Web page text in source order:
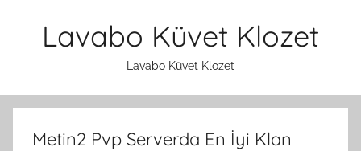
Lavabo Küvet Klozet
Lavabo Küvet Klozet
Metin2 Pvp Serverda En İyi Klan